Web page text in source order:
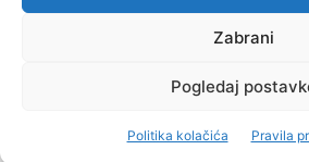
Zabrani
Pogledaj
Politika kolačića Pravila
35 godina Hrvatske